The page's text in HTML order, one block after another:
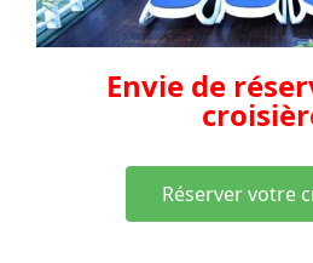
Envie de
Réserver votre